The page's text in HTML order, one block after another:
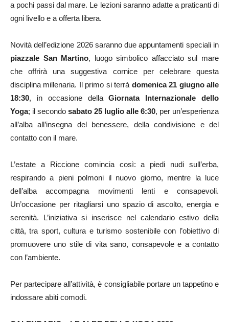
a pochi passi dal mare. Le lezioni saranno adatte a praticanti di
ogni livello e a offerta libera.
Novità dell’edizione 2026 saranno due appuntamenti speciali in
piazzale San Martino, luogo simbolico affacciato sul mare
che offrirà una suggestiva cornice per celebrare questa
disciplina millenaria. Il primo si terrà domenica 21 giugno alle
18:30, in occasione dellaGiornata Internazionale dello
Yoga; il secondo sabato 25 luglio alle 6:30, per un’esperienza
all’alba all’insegna del benessere, della condivisione e del
contatto con il mare.
L’estate a Riccione comincia così: a piedi nudi sull’erba,
respirando a pieni polmoni il nuovo giorno, mentre la luce
dell’alba accompagna movimenti lenti e consapevoli.
Un’occasione per ritagliarsi uno spazio di ascolto, energia e
serenità. L’iniziativa si inserisce nel calendario estivo della
città, tra sport, cultura e turismo sostenibile con l’obiettivo di
promuovere uno stile di vita sano, consapevole e a contatto
con l’ambiente.
Per partecipare all’attività, è consigliabile portare un tappetino e
indossare abiti comodi.